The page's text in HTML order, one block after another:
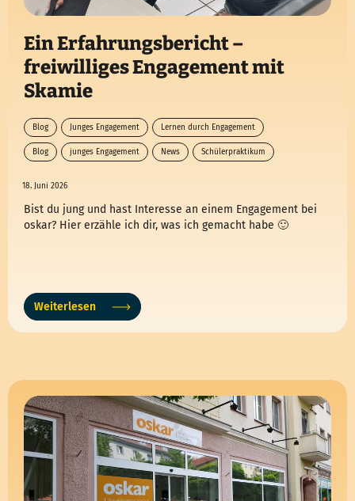
Ein Erfahrungsbericht –
freiwilliges Engagement mit
Skamie
Blog Junges Engagement Lernen durch Engagement
Blog junges Engagement News Schülerpraktikum
18. Juni 2026
Bist du jung und hast Interesse an einem Engagement bei
oskar? Hier erzähle ich dir, was ich gemacht habe 🙂
Weiterlesen